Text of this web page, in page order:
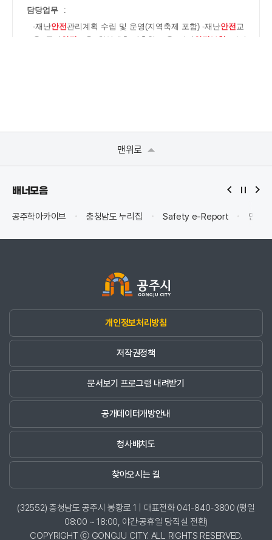
맨위로
배너모음
공주학아카이브 충청남도 누리집 Safety e-Report 안전
개인정보처리방침
저작권정책
문서보기 프로그램 내려받기
공개데이터개방안내
청사배치도
찾아오시는 길
(32552) 충청남도 공주시 봉황로 1 | 대표전화 041-840-3800 (평일
08:00 ~ 18:00, 야간·공휴일 당직실 전환)
COPYRIGHT ⓒ GONGJU CITY. ALL RIGHTS RESERVED.